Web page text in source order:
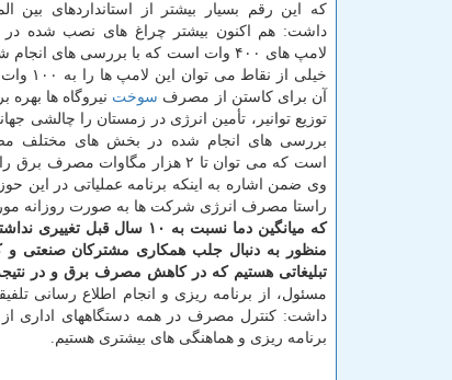
که این رقم بسیار بیشتر از استانداردهای بین
داشت: هم اکنون بیشتر چراغ های نصب شده در
لامپ های ۴۰۰ وات است که با بررسی های
خیلی از
آن برای کاستن از مصرف سوخت نیروگاه ها بهره
توزیع توانیر، تأمین انرژی در زمستان را چالشی
بررسی های انجام شده در بخش های مختلف
است که می توان تا ۲ هزار
وی ضمن اشاره به اینکه برنامه عملیاتی در این
راستا مصرف انرژی شرکت ها به صورت روزانه
که میانگین دما نسبت به ۱۰ سال قبل تغییری نداشته است
منظور به دنبال جلب همکاری مشترکان صنعتی و
تبلیغاتی هستیم که در کاهش مصرف برق و در
مسئول، از برنامه ریزی و انجام اطلاع رسانی
داشت: کنترل مصرف در همه دستگاههای اداری از
برنامه ریزی و هماهنگی های بیشتری هستیم.